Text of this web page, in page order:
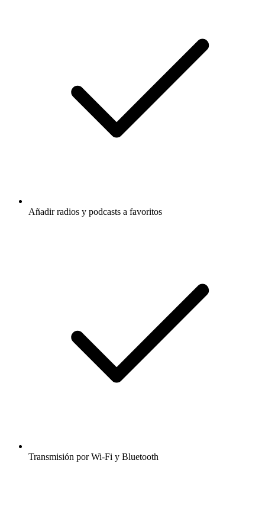
Añadir radios y podcasts a favoritos
Transmisión por Wi-Fi y Bluetooth